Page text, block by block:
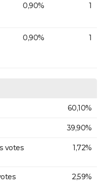
0,90% 1
0,90% 1
60,10%
39,90%
votes
1,72%
2,59%